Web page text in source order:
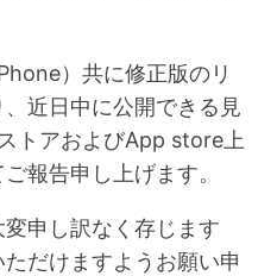
）共に修正版のリ
近日中に公開できる見
トアおよびApp store上
報告申し上げます。
申し訳なく存じます
だけますようお願い申